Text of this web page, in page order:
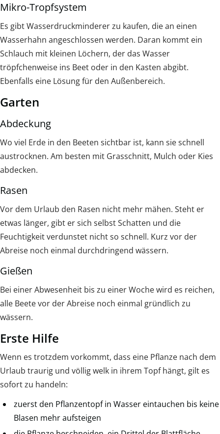
Mikro-Tropfsystem
Es gibt Wasserdruckminderer zu kaufen, die an einen
Wasserhahn angeschlossen werden. Daran kommt ein
Schlauch mit kleinen Löchern, der das Wasser
tröpfchenweise ins Beet oder in den Kasten abgibt.
Ebenfalls eine Lösung für den Außenbereich.
Garten
Abdeckung
Wo viel Erde in den Beeten sichtbar ist, kann sie schnell
austrocknen. Am besten mit Grasschnitt, Mulch oder Kies
abdecken.
Rasen
Vor dem Urlaub den Rasen nicht mehr mähen. Steht er
etwas länger, gibt er sich selbst Schatten und die
Feuchtigkeit verdunstet nicht so schnell. Kurz vor der
Abreise noch einmal durchdringend wässern.
Gießen
Bei einer Abwesenheit bis zu einer Woche wird es reichen,
alle Beete vor der Abreise noch einmal gründlich zu
wässern.
Erste Hilfe
Wenn es trotzdem vorkommt, dass eine Pflanze nach dem
Urlaub traurig und völlig welk in ihrem Topf hängt, gilt es
sofort zu handeln:
zuerst den Pflanzentopf in Wasser eintauchen bis keine
Blasen mehr aufsteigen